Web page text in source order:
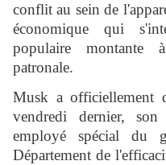
conflit au sein de
économique qui
populaire montante
patronale.
Musk a officiellement
vendredi dernier,
employé spécial du
Département de